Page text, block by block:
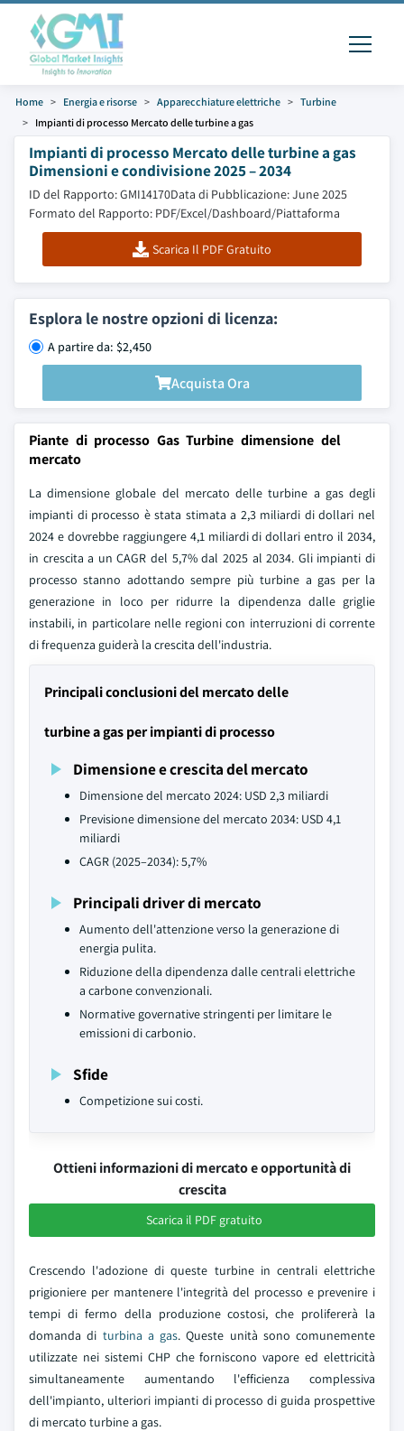
Home Energia e risorse Apparecchiature elettriche
Turbine
Impianti di processo Mercato delle turbine a gas
Impianti di processo Mercato delle turbine a gas
Dimensioni e condivisione 2025 – 2034
ID del Rapporto: GMI14170Data di Pubblicazione: June 2025
Formato del Rapporto: PDF/Excel/Dashboard/Piattaforma
Scarica Il PDF Gratuito
Esplora le nostre opzioni di licenza:
A partire da: $2,450
Acquista Ora
Piante di processo Gas Turbine dimensione del
mercato
La dimensione globale del mercato delle turbine a gas degli
impianti di processo è stata stimata a 2,3 miliardi di dollari nel
2024 e dovrebbe raggiungere 4,1 miliardi di dollari entro il 2034,
in crescita a un CAGR del 5,7% dal 2025 al 2034. Gli impianti di
processo stanno adottando sempre più turbine a gas per la
generazione in loco per ridurre la dipendenza dalle griglie
instabili, in particolare nelle regioni con interruzioni di corrente
di frequenza guiderà la crescita dell'industria.
Principali conclusioni del mercato delle
turbine a gas per impianti di processo
Dimensione e crescita del mercato
Dimensione del mercato 2024: USD 2,3 miliardi
Previsione dimensione del mercato 2034: USD 4,1
miliardi
CAGR (2025–2034): 5,7%
Principali driver di mercato
Aumento dell'attenzione verso la generazione di
energia pulita.
Riduzione della dipendenza dalle centrali elettriche
a carbone convenzionali.
Normative governative stringenti per limitare le
emissioni di carbonio.
Sfide
Competizione sui costi.
Ottieni informazioni di mercato e opportunità di
crescita
Scarica il PDF gratuito
Crescendo l'adozione di queste turbine in centrali elettriche
prigioniere per mantenere l'integrità del processo e prevenire i
tempi di fermo della produzione costosi, che prolifererà la
domanda di turbina a gas. Queste unità sono comunemente
utilizzate nei sistemi CHP che forniscono vapore ed elettricità
simultaneamente aumentando l'efficienza complessiva
dell'impianto, ulteriori impianti di processo di guida prospettive
di mercato turbine a gas.